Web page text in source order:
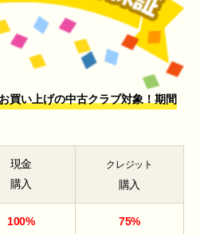
買い上げの中古クラブ対象！期間
現金
購入
クレジット
購入
100%
75%